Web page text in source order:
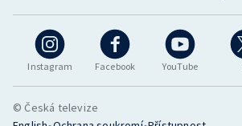
Instagram Facebook YouTube
© Česká televize